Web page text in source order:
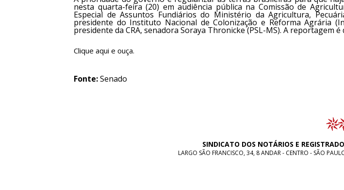
nesta quarta-feira (20) em audiência pública na Comissão de
Especial de Assuntos Fundiários do Ministério da Agricultura,
presidente do Instituto Nacional de Colonização e Reforma Agrária
presidente da CRA, senadora Soraya Thronicke (PSL-MS). A reportagem
Clique aqui e ouça.
Fonte:Senado
SINDICATO DOS NOTÁRIOS E
LARGO SÃO FRANCISCO, 34, 8 ANDAR - CENTRO - SÃO